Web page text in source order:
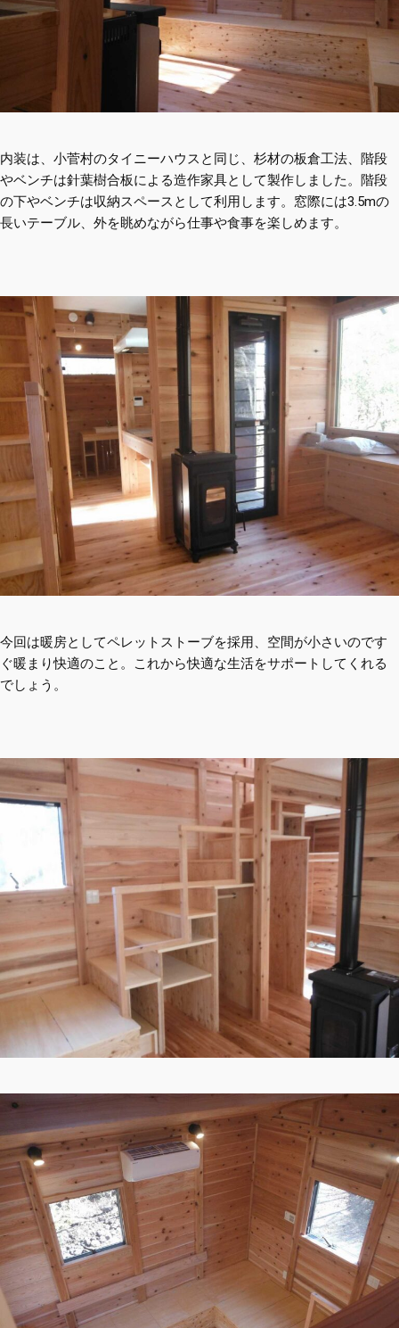
内装は、小菅村のタイニーハウスと同じ、杉材の板倉工法、階段
やベンチは針葉樹合板による造作家具として製作しました。階段
の下やベンチは収納スペースとして利用します。窓際には3.5mの
長いテーブル、外を眺めながら仕事や食事を楽しめます。
今回は暖房としてペレットストーブを採用、空間が小さいのです
ぐ暖まり快適のこと。これから快適な生活をサポートしてくれる
でしょう。